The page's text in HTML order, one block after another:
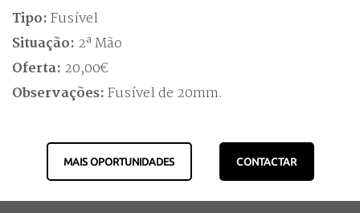
Tipo: Fusível
Situação: 2ª Mão
Oferta: 20,00€
Observações: Fusível de 20mm.
MAIS OPORTUNIDADES CONTACTAR